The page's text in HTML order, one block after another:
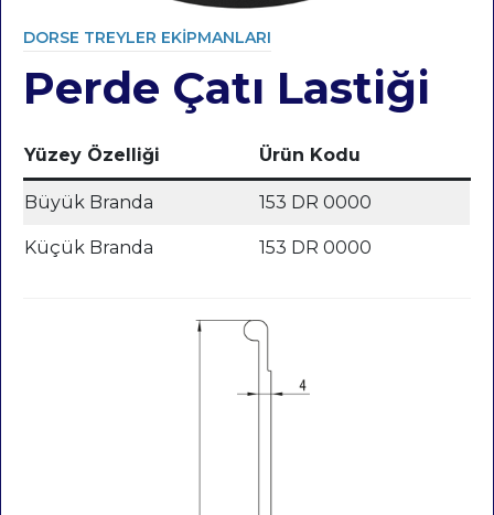
DORSE TREYLER EKIPMANLARI
Category
Perde Çatı Lastiği
Yüzey Özelliği Ürün Kodu
Büyük Branda 153 DR 0000
Küçük Branda 153 DR 0000